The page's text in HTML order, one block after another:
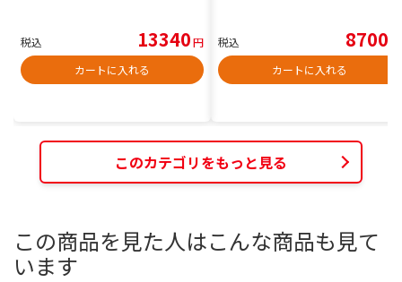
税込 13340円
カートに入れる
税込 8700
カートに入れる
このカテゴリをもっと見る
この商品を見た人はこんな商品も見て
います